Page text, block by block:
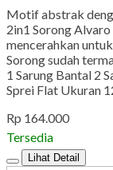
Motif abstrak
2in1 Sorong
mencerahkan
Sorong sudah
1 Sarung Bantal 2
Sprei Flat Ukuran
Rp 164.000
Tersedia
Lihat Detail